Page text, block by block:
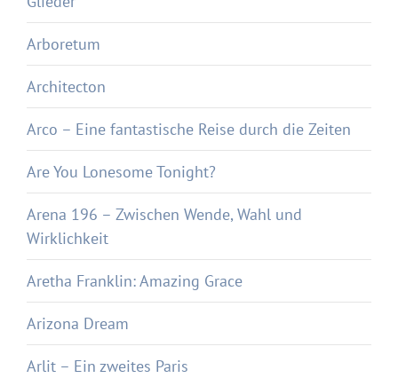
Arboretum
Architecton
Arco – Eine fantastische Reise durch die Zeiten
Are You Lonesome Tonight?
Arena 196 – Zwischen Wende, Wahl und
Wirklichkeit
Aretha Franklin: Amazing Grace
Arizona Dream
Arlit – Ein zweites Paris